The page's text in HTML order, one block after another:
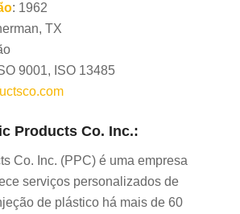
: 1962
TX
9001, ISO 13485
Products Co. Inc.:
Co. Inc. (PPC) é uma empresa
serviços personalizados de
de plástico há mais de 60